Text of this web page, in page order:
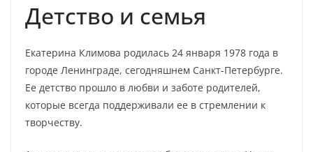
Детство и семья
Екатерина Климова родилась 24 января 1978 года в
городе Ленинграде, сегодняшнем Санкт-Петербурге.
Ее детство прошло в любви и заботе родителей,
которые всегда поддерживали ее в стремлении к
творчеству.